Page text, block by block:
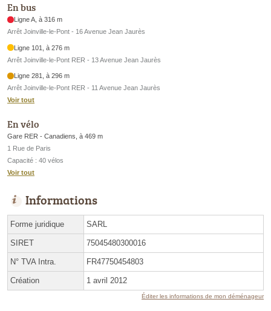
En bus
Ligne A, à 316 m
Arrêt Joinville-le-Pont - 16 Avenue Jean Jaurès
Ligne 101, à 276 m
Arrêt Joinville-le-Pont RER - 13 Avenue Jean Jaurès
Ligne 281, à 296 m
Arrêt Joinville-le-Pont RER - 11 Avenue Jean Jaurès
Voir tout
En vélo
Gare RER - Canadiens, à 469 m
1 Rue de Paris
Capacité : 40 vélos
Voir tout
Informations
Forme juridique SARL
SIRET 75045480300016
N° TVA Intra. FR47750454803
Création 1 avril 2012
Éditer les informations de mon déménageur